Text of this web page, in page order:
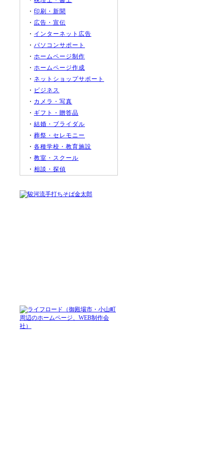
・ 印刷・新聞
・ 広告・宣伝
・ インターネット広告
・ パソコンサポート
・ ホームページ制作
・ ホームページ作成
・ ネットショップサポート
・ ビジネス
・ カメラ・写真
・ ギフト・贈答品
・ 結婚・ブライダル
・ 葬祭・セレモニー
・ 各種学校・教育施設
・ 教室・スクール
・ 相談・探偵